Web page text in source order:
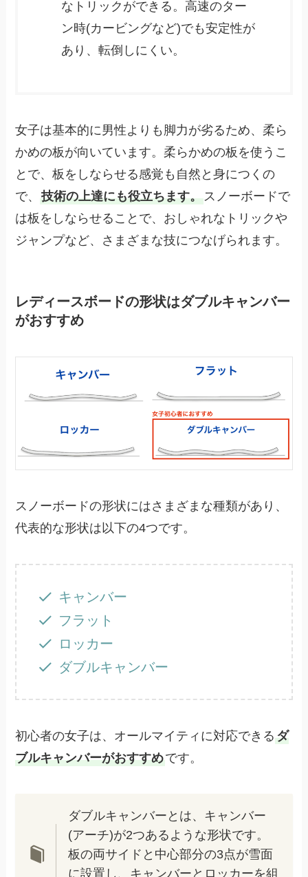
なトリックができる。高速のター
ン時(カービングなど)でも安定性が
あり、転倒しにくい。
女子は基本的に男性よりも脚力が劣るため、柔ら
かめの板が向いています。柔らかめの板を使うこ
とで、板をしならせる感覚も自然と身につくの
で、 技術の上達にも役立ちます。
スノーボードで
は板をしならせることで、おしゃれなトリックや
ジャンプなど、さまざまな技につなげられます。
レディースボードの形状はダブルキャンバー
がおすすめ
スノーボードの形状にはさまざまな種類があり、
代表的な形状は以下の4つです。
キャンバー
フラット
ロッカー
ダブルキャンバー
初心者の女子は、オールマイティに対応できる ダ
ブルキャンバーがおすすめです。
ダブルキャンバーとは、キャンバー
(アーチ)が2つあるような形状です。
板の両サイドと中心部分の3点が雪面
に設置し、キャンバーとロッカーを組